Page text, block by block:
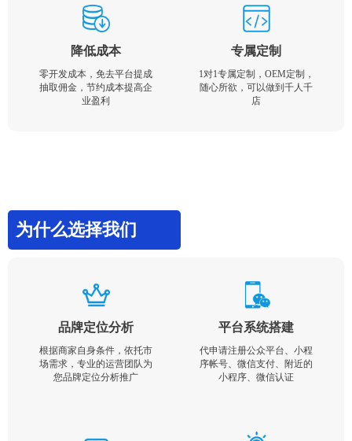
降低成本
零开发成本，免去平台提成
抽取佣金，节约成本提高企
业盈利
专属定制
1对1专属定制，OEM定制，
随心所欲，可以做到千人千
店
为什么选择我们
品牌定位分析
根据商家自身条件，依托市
场需求，专业的运营团队为
您品牌定位分析推广
平台系统搭建
代申请注册公众平台、小程
序帐号、微信支付、附近的
小程序、微信认证